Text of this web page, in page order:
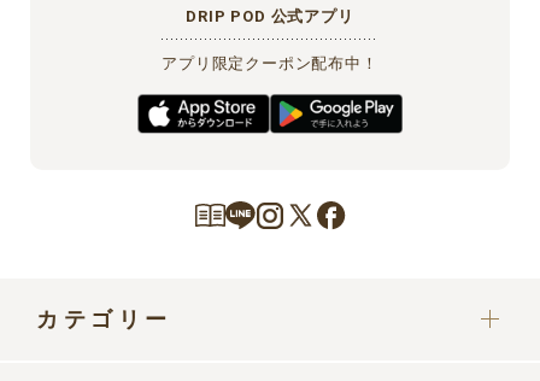
DRIP POD 公式アプリ
アプリ限定クーポン配布中！
カテゴリー